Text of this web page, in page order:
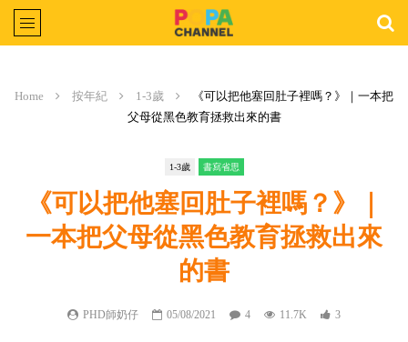
Home 按年紀 1-3歲
《可以把他塞回肚子裡嗎？》｜一本把
父母從黑色教育拯救出來的書
1-3歲 書寫省思
《可以把他塞回肚子裡嗎？》｜
一本把父母從黑色教育拯救出來
的書
PHD師奶仔 05/08/2021 4 11.7K 3